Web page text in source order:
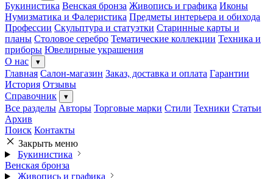
Букинистика Венская бронза Живопись и графика Иконы
Нумизматика и Фалеристика Предметы интерьера и обихода
Профессии Скульптура и статуэтки Старинные карты и
планы Столовое серебро Тематические коллекции Техника и
приборы Ювелирные украшения
О нас
▾
Главная Салон-магазин Заказ, доставка и оплата Гарантии
История Отзывы
Справочник
▾
Все разделы Авторы Торговые марки Стили Техники Статьи
Архив
Поиск Контакты
Закрыть меню
Букинистика
Венская бронза
Живопись и графика